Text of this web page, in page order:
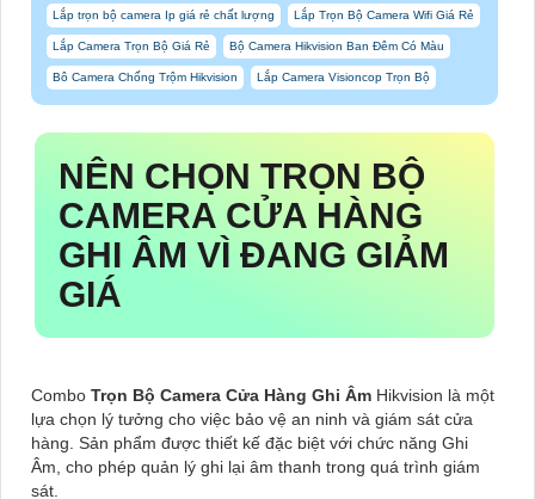
Lắp trọn bộ camera Ip giá rẻ chất lượng Lắp Trọn Bộ Camera Wifi Giá Rẻ
Lắp Camera Trọn Bộ Giá Rẻ Bộ Camera Hikvision Ban Đêm Có Màu
Bô Camera Chống Trộm Hikvision Lắp Camera Visioncop Trọn Bộ
NÊN CHỌN TRỌN BỘ
CAMERA CỬA HÀNG
GHI ÂM VÌ ĐANG GIẢM
GIÁ
Combo Trọn Bộ Camera Cửa Hàng Ghi Âm Hikvision là một
lựa chọn lý tưởng cho việc bảo vệ an ninh và giám sát cửa
hàng. Sản phẩm được thiết kế đặc biệt với chức năng Ghi
Âm, cho phép quản lý ghi lại âm thanh trong quá trình giám
sát.